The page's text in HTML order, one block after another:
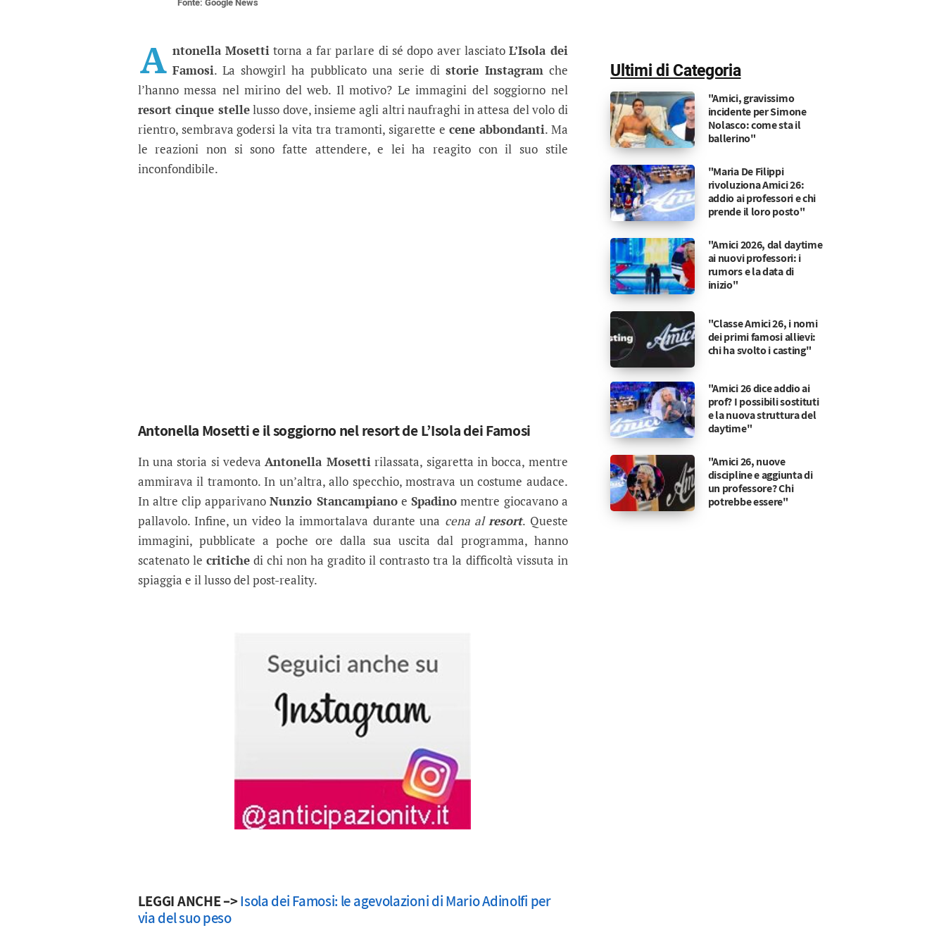
Fonte: Google News
Isola dei Famosi, Antonella Mosetti nella bufera dopo il ritiro: video cancellato e sfogo
A ntonella Mosetti torna a far parlare di sé dopo aver lasciatoL’Isola dei
Famosi. La showgirl ha pubblicato una serie di storie Instagram che
l’hanno messa nel mirino del web. Il motivo? Le immagini del soggiorno nel
resort cinque stellelusso dove, insieme agli altri naufraghi in attesa del volo di
rientro, sembrava godersi la vita tra tramonti, sigarette e cene abbondanti. Ma
le reazioni non si sono fatte attendere, e lei ha reagito con il suo stile
inconfondibile.
Antonella Mosetti e il soggiorno nel resort de L’Isola dei Famosi
In una storia si vedevaAntonella Mosetti rilassata, sigaretta in bocca, mentre
ammirava il tramonto. In un’altra, allo specchio, mostrava un costume audace.
In altre clip apparivanoNunzio StancampianoeSpadino mentre giocavano a
pallavolo. Infine, un video la immortalava durante una cena al resort. Queste
immagini, pubblicate a poche ore dalla sua uscita dal programma, hanno
scatenato le critichedi chi non ha gradito il contrasto tra la difficoltà vissuta in
spiaggia e il lusso del post-reality.
LEGGI ANCHE –>Isola dei Famosi: le agevolazioni di Mario Adinolfi per
via del suo peso
Ultimi di Categoria
"Amici, gravissimo
incidente per Simone
Nolasco: come sta il
ballerino"
"Maria De Filippi
rivoluziona Amici 26:
addio ai professori e chi
prende il loro posto"
"Amici 2026, dal daytime
ai nuovi professori: i
rumors e la data di
inizio"
"Classe Amici 26, i nomi
dei primi famosi allievi:
chi ha svolto i casting"
"Amici 26 dice addio ai
prof? I possibili sostituti
e la nuova struttura del
daytime"
"Amici 26, nuove
discipline e aggiunta di
un professore? Chi
potrebbe essere"